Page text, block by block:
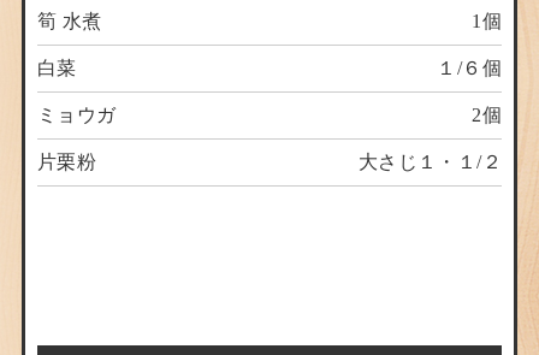
筍 水煮 1個
白菜 １/６個
ミョウガ 2個
片栗粉 大さじ１・１/２